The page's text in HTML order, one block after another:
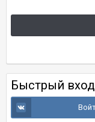
Быстрый вход